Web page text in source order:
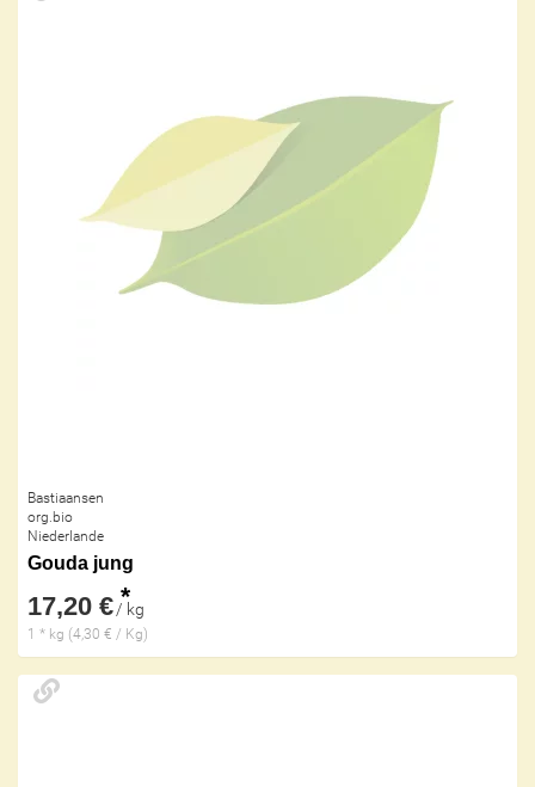
Bastiaansen
org.bio
Niederlande
Gouda jung
17,20 € *
/ kg
1 * kg (4,30 € / Kg)